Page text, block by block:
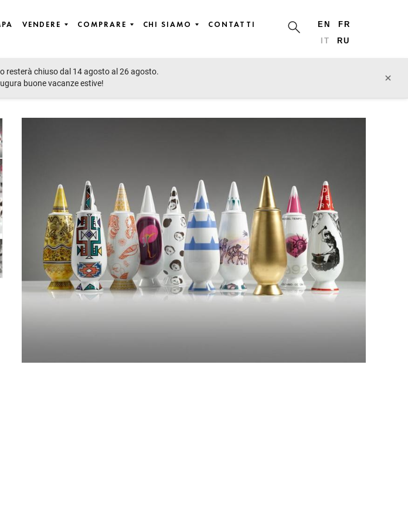
VENDERE COMPRARE CHI SIAMO CONTATTI EN
FR
IT
RU
resterà chiuso dal 14 agosto al 26 agosto.
buone vacanze estive!
×